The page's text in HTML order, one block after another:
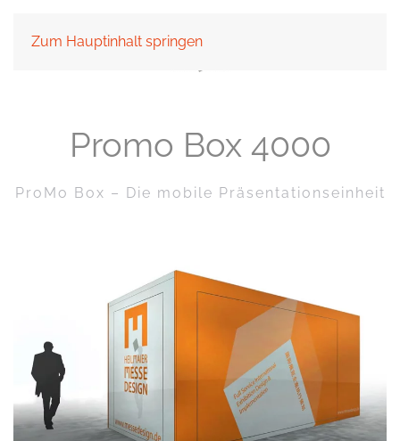
Zum Hauptinhalt springen
Promo Box 4000
ProMo Box – Die mobile Präsentationseinheit